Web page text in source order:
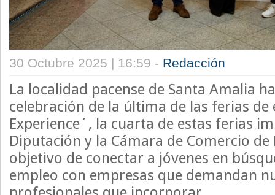
30 Octubre 2025 | 16:59 - Redacción
La localidad pacense de Santa Amalia
celebración de la última de las ferias de
Experience´, la cuarta de estas ferias
Diputación y la Cámara de Comercio de
objetivo de conectar a jóvenes en
empleo con empresas que demandan